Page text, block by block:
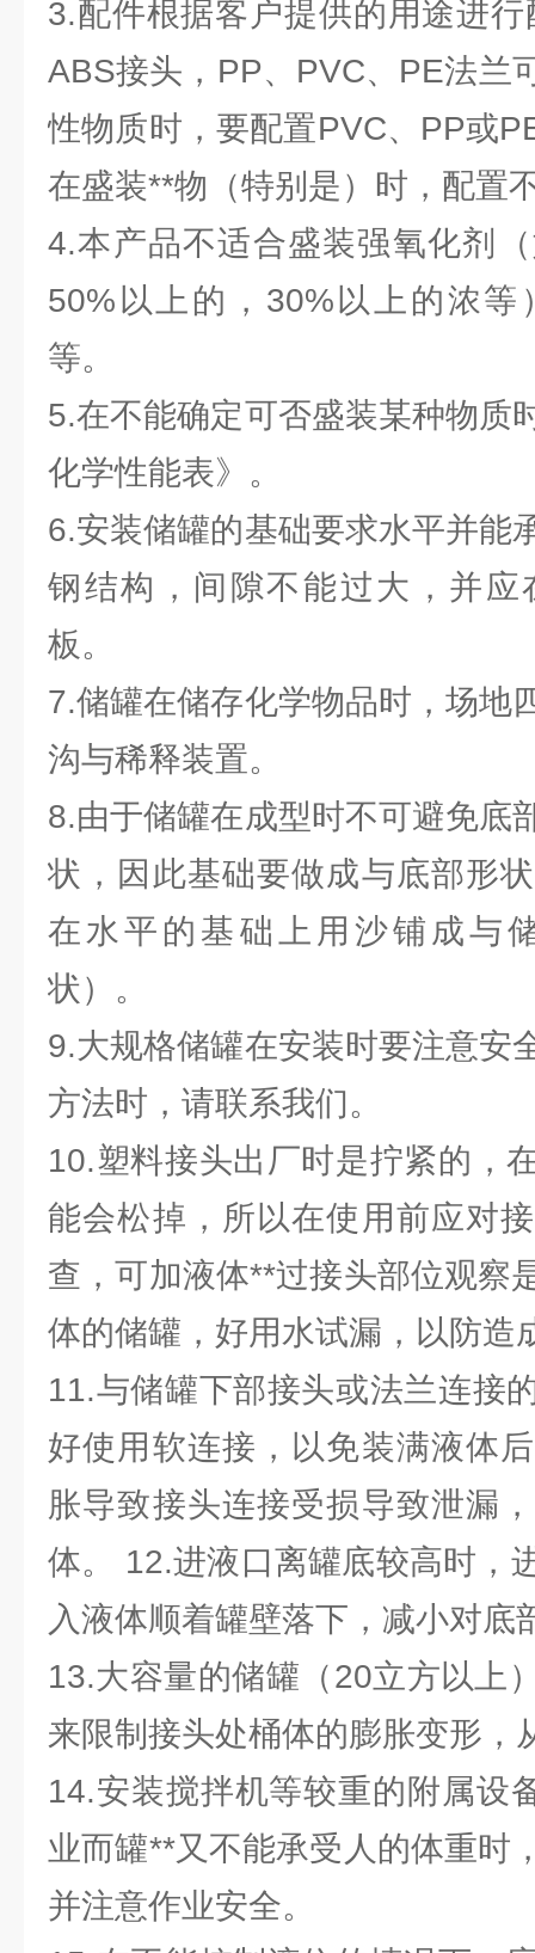
3.配件根据客户提供的用途进
ABS接头，PP、PVC、PE法兰
性物质时，要配置PVC、PP或
在盛装**物（特别是）时，配置
4.本产品不适合盛装强氧化剂
50%以上的，30%以上的浓
等。
5.在不能确定可否盛装某种物质
化学性能表》。
6.安装储罐的基础要求水平并能
钢结构，间隙不能过大，并应
板。
7.储罐在储存化学物品时，场地
沟与稀释装置。
8.由于储罐在成型时不可避免底
状，因此基础要做成与底部形
在水平的基础上用沙铺成与
状）。
9.大规格储罐在安装时要注意安
方法时，请联系我们。
10.塑料接头出厂时是拧紧的，
能会松掉，所以在使用前应对
查，可加液体**过接头部位观察
体的储罐，好用水试漏，以防造
11.与储罐下部接头或法兰连接
好使用软连接，以免装满液体
胀导致接头连接受损导致泄漏
体。 12.进液口离罐底较高时，
入液体顺着罐壁落下，减小对底
13.大容量的储罐（20立方以上
来限制接头处桶体的膨胀变形，
14.安装搅拌机等较重的附属设
业而罐**又不能承受人的体重时
并注意作业安全。